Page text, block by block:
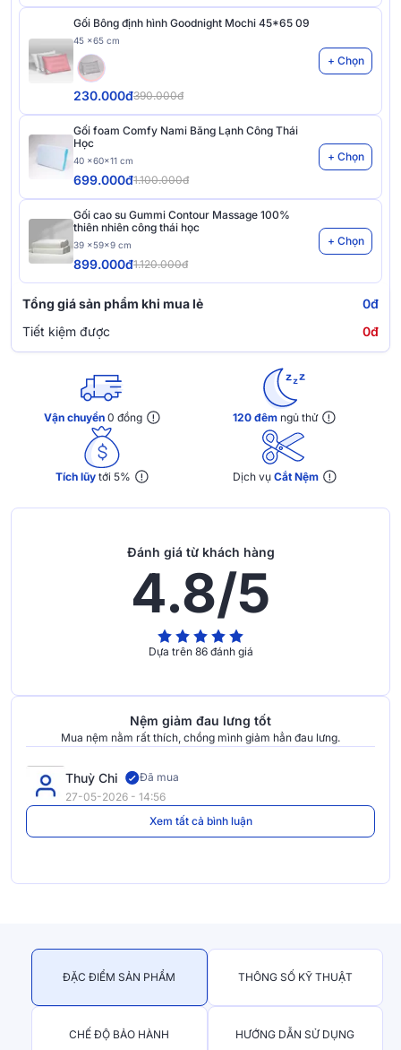
Gối Bông định hình Goodnight Mochi 45*65 09
45 x65 cm
230.000đ390.000đ
+ Chọn
Gối foam Comfy Nami Băng Lạnh Công Thái
Học
40 x60x11 cm
699.000đ1.100.000đ
+ Chọn
Gối cao su Gummi Contour Massage 100%
thiên nhiên công thái học
39 x59x9 cm
899.000đ1.120.000đ
+ Chọn
Tổng giá sản phẩm khi mua lẻ
0đ
Tiết kiệm được
0đ
Vận chuyển 0 đồng 120 đêm ngủ thử
Tích lũy tới 5% Dịch vụ Cắt Nệm
Đánh giá từ khách hàng
4.8/5
Dựa trên 86 đánh giá
Nệm giảm đau lưng tốt
Mua nệm nằm rất thích, chồng mình giảm hẳn đau lưng.
Thuỳ Chi
Đã mua
27-05-2026 - 14:56
Xem tất cả bình luận
ĐẶC ĐIỂM SẢN PHẨM THÔNG SỐ KỸ THUẬT
CHẾ ĐỘ BẢO HÀNH HƯỚNG DẪN SỬ DỤNG